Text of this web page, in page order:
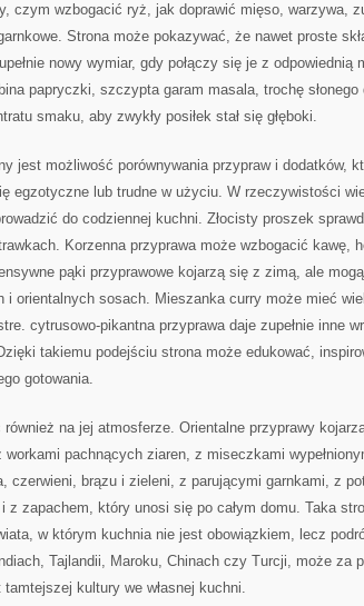
czym wzbogacić ryż, jak doprawić mięso, warzywa,
Strona może pokazywać, że nawet proste
nowy wymiar, gdy połączy się je z odpowiednią
papryczki, szczypta garam masala, trochę słonego
smaku, aby zwykły posiłek stał się głęboki.
jest możliwość porównywania przypraw i dodatków,
egzotyczne lub trudne w użyciu. W rzeczywistości
do codziennej kuchni. Złocisty proszek
Korzenna przyprawa może wzbogacić kawę,
pąki przyprawowe kojarzą się z zimą, ale
i orientalnych sosach. Mieszanka curry może mieć
cytrusowo-pikantna przyprawa daje zupełnie inne
takiemu podejściu strona może edukować,
gotowania.
na jej atmosferze. Orientalne przyprawy
workami pachnących ziaren, z miseczkami
czerwieni, brązu i zieleni, z parującymi garnkami, z
z zapachem, który unosi się po całym domu. Taka
w którym kuchnia nie jest obowiązkiem, lecz
Tajlandii, Maroku, Chinach czy Turcji, może za
kultury we własnej kuchni.